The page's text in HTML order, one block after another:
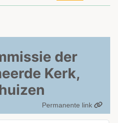
der
Kerk,
Permanente link